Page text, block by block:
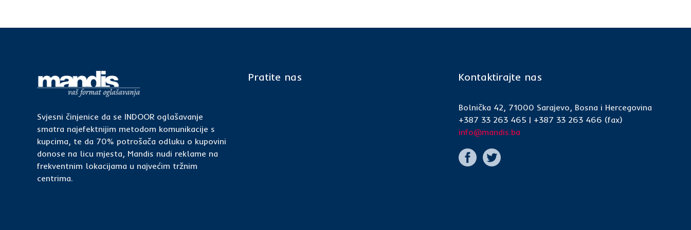
Svjesni činjenice da se INDOOR oglašavanje
smatra najefektnijim metodom komunikacije s
kupcima, te da 70% potrošača odluku o kupovini
donose na licu mjesta, Mandis nudi reklame na
frekventnim lokacijama u najvećim tržnim
centrima.
Pratite nas Kontaktirajte nas
Bolnička 42, 71000 Sarajevo, Bosna i Hercegovina
+387 33 263 465 | +387 33 263 466 (fax)
info@mandis.ba